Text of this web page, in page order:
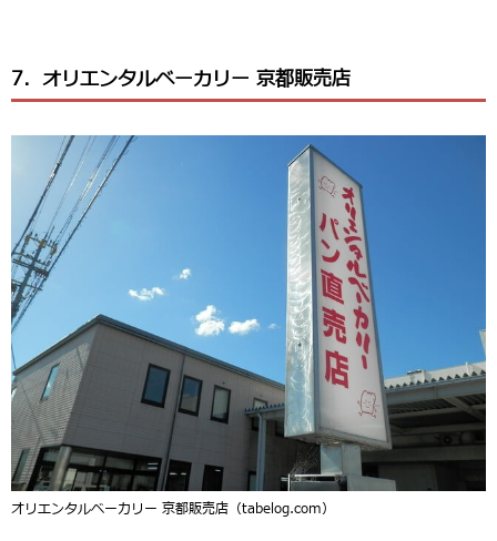
7．オリエンタルベーカリー 京都販売店
オリエンタルベーカリー 京都販売店（tabelog.com）